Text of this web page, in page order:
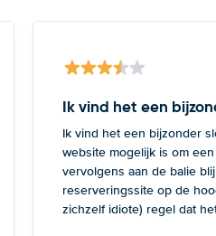
Ik vind het een
Ik vind het een bijzonder
website mogelijk is om
vervolgens aan de balie
reserveringssite op de
zichzelf idiote) regel dat